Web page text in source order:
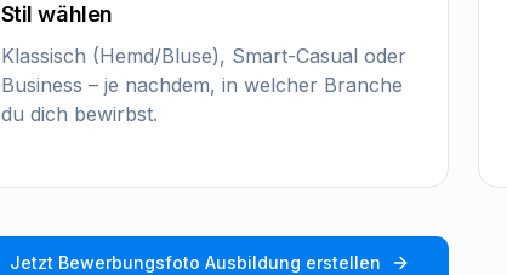
Stil wählen
Klassisch (Hemd/Bluse), Smart-Casual oder
Business – je nachdem, in welcher Branche
du dich bewirbst.
Jetzt Bewerbungsfoto Ausbildung erstellen